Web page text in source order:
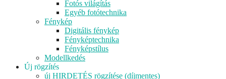
Fotós világítás
Egyéb fotótechnika
Fénykép
Digitális fénykép
Fényképtechnika
Fényképstílus
Modellkedés
Új rögzítés
új HIRDETÉS rögzítése (díjmentes)